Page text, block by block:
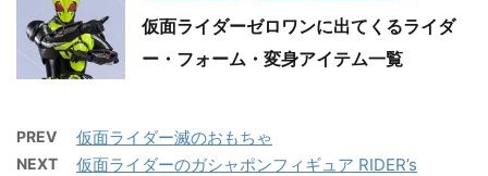
仮面ライダーゼロワンに出てくるライダ
ー・フォーム・変身アイテム一覧
PREV 仮面ライダー滅のおもちゃ
NEXT
仮面ライダーのガシャポンフィギュア RIDER’s